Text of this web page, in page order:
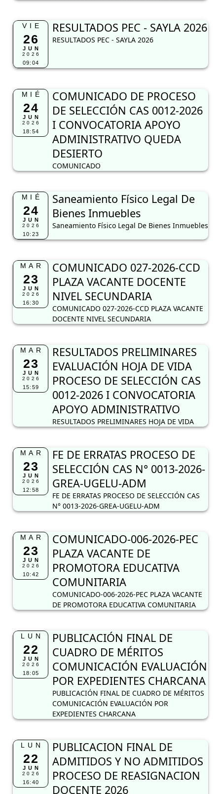
VIE
26
JUN
2026
09:04
RESULTADOS PEC - SAYLA 2026
RESULTADOS PEC - SAYLA 2026
MIÉ
24
JUN
2026
18:54
COMUNICADO DE PROCESO
DE SELECCIÓN CAS 0012-2026
I CONVOCATORIA APOYO
ADMINISTRATIVO QUEDA
DESIERTO
COMUNICADO
MIÉ
24
JUN
2026
10:23
Saneamiento Físico Legal De
Bienes Inmuebles
Saneamiento Físico Legal De Bienes Inmuebles
MAR
23
JUN
2026
16:30
COMUNICADO 027-2026-CCD
PLAZA VACANTE DOCENTE
NIVEL SECUNDARIA
COMUNICADO 027-2026-CCD PLAZA VACANTE
DOCENTE NIVEL SECUNDARIA
MAR
23
JUN
2026
15:59
RESULTADOS PRELIMINARES
EVALUACIÓN HOJA DE VIDA
PROCESO DE SELECCIÓN CAS
0012-2026 I CONVOCATORIA
APOYO ADMINISTRATIVO
RESULTADOS PRELIMINARES HOJA DE VIDA
MAR
23
JUN
2026
12:58
FE DE ERRATAS PROCESO DE
SELECCIÓN CAS N° 0013-2026-
GREA-UGELU-ADM
FE DE ERRATAS PROCESO DE SELECCIÓN CAS
N° 0013-2026-GREA-UGELU-ADM
MAR
23
JUN
2026
10:42
COMUNICADO-006-2026-PEC
PLAZA VACANTE DE
PROMOTORA EDUCATIVA
COMUNITARIA
COMUNICADO-006-2026-PEC PLAZA VACANTE
DE PROMOTORA EDUCATIVA COMUNITARIA
LUN
22
JUN
2026
18:05
PUBLICACIÓN FINAL DE
CUADRO DE MÉRITOS
COMUNICACIÓN EVALUACIÓN
POR EXPEDIENTES CHARCANA
PUBLICACIÓN FINAL DE CUADRO DE MÉRITOS
COMUNICACIÓN EVALUACIÓN POR
EXPEDIENTES CHARCANA
LUN
22
JUN
2026
16:40
PUBLICACION FINAL DE
ADMITIDOS Y NO ADMITIDOS
PROCESO DE REASIGNACION
DOCENTE 2026